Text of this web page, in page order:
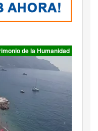
de la Humanidad